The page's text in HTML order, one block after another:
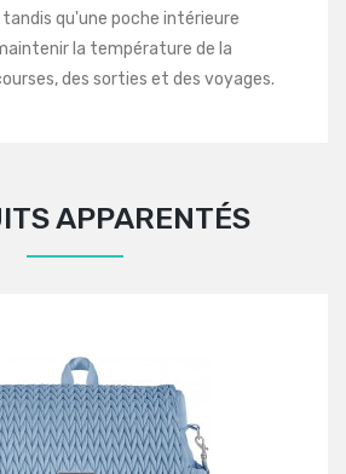
qu'une poche intérieure
la température de la
des sorties et des voyages.
APPARENTÉS